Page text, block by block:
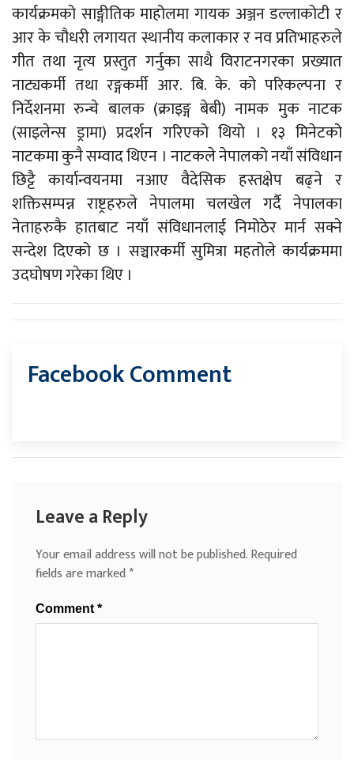
कार्यक्रमको साङ्गीतिक माहोलमा गायक अञ्जन डल्लाकोटी र
आर के चौधरी लगायत स्थानीय कलाकार र नव प्रतिभाहरुले
गीत तथा नृत्य प्रस्तुत गर्नुका साथै विराटनगरका प्रख्यात
नाट्यकर्मी तथा रङ्गकर्मी आर. बि. के. को परिकल्पना र
निर्देशनमा रुन्चे बालक (क्राइङ्ग बेबी) नामक मुक नाटक
(साइलेन्स ड्रामा) प्रदर्शन गरिएको थियो । १३ मिनेटको
नाटकमा कुनै सम्वाद थिएन । नाटकले नेपालको नयाँ संविधान
छिट्टै कार्यान्वयनमा नआए वैदेसिक हस्तक्षेप बढ्ने र
शक्तिसम्पन्न राष्ट्रहरुले नेपालमा चलखेल गर्दै नेपालका
नेताहरुकै हातबाट नयाँ संविधानलाई निमोठेर मार्न सक्ने
सन्देश दिएको छ । सञ्चारकर्मी सुमित्रा महतोले कार्यक्रममा
उदघोषण गरेका थिए ।
Facebook Comment
Leave a Reply
Your email address will not be published.Required
fields are marked*
Comment *